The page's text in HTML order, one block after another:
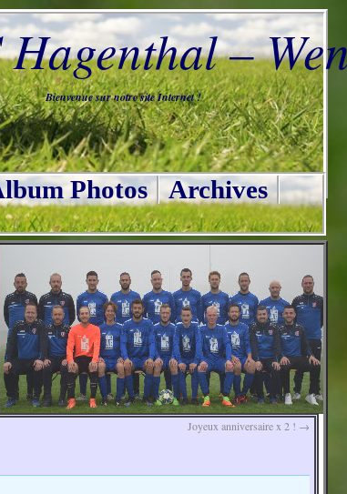
–
Bienvenue sur notre site Internet !
Photos
Archives
Joyeux anniversaire x 2 ! →